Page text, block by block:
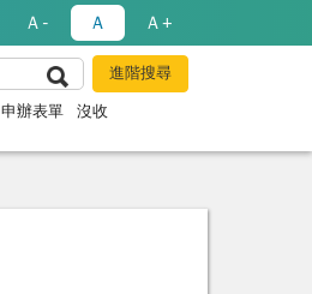
Ａ- Ａ Ａ+
申辦表單 沒收